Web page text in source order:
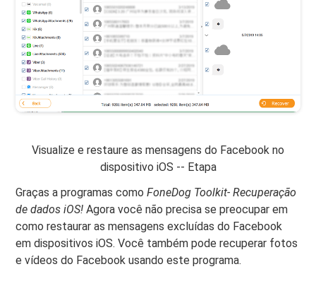
Visualize e restaure as mensagens do Facebook no
dispositivo iOS -- Etapa
Graças a programas comoFoneDog Toolkit- Recuperação
de dados iOS!Agora você não precisa se preocupar em
como restaurar as mensagens excluídas do Facebook
em dispositivos iOS. Você também pode recuperar fotos
e vídeos do Facebook usando este programa.